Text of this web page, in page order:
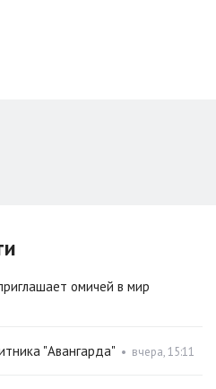
омичей в мир
"Авангарда" • вчера, 15:11